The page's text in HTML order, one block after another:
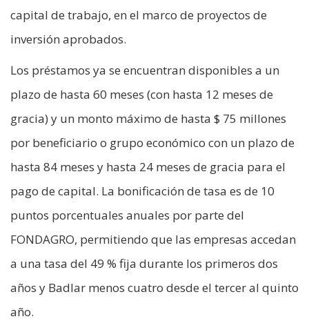
capital de trabajo, en el marco de proyectos de
inversión aprobados.
Los préstamos ya se encuentran disponibles a un
plazo de hasta 60 meses (con hasta 12 meses de
gracia) y un monto máximo de hasta $ 75 millones
por beneficiario o grupo económico con un plazo de
hasta 84 meses y hasta 24 meses de gracia para el
pago de capital. La bonificación de tasa es de 10
puntos porcentuales anuales por parte del
FONDAGRO, permitiendo que las empresas accedan
a una tasa del 49 % fija durante los primeros dos
años y Badlar menos cuatro desde el tercer al quinto
año.